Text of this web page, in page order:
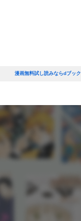
漫画無料試し読みならdブック